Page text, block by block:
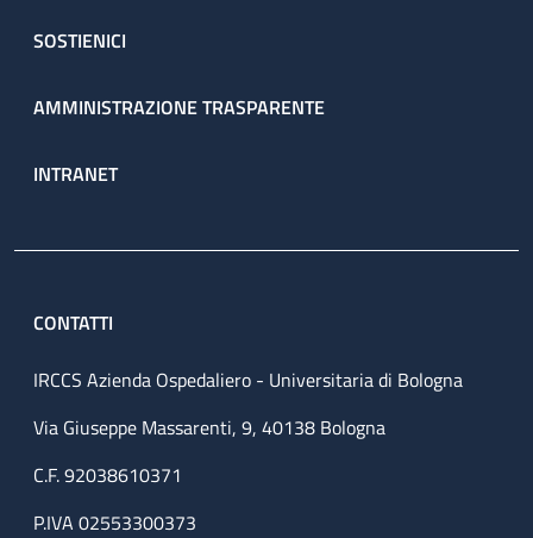
SOSTIENICI
AMMINISTRAZIONE TRASPARENTE
INTRANET
CONTATTI
IRCCS Azienda Ospedaliero - Universitaria di Bologna
Via Giuseppe Massarenti, 9, 40138 Bologna
C.F. 92038610371
P.IVA 02553300373